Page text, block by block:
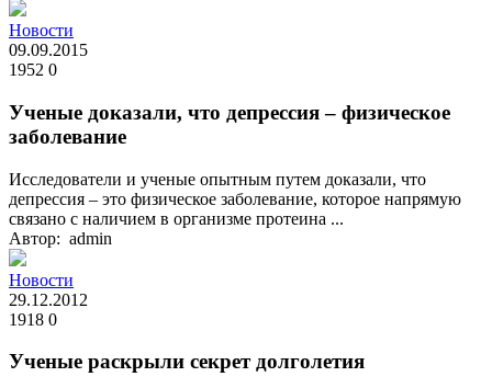
Новости
09.09.2015
1952 0
Ученые доказали, что депрессия – физическое
заболевание
Исследователи и ученые опытным путем доказали, что
депрессия – это физическое заболевание, которое напрямую
связано с наличием в организме протеина ...
Автор: admin
Новости
29.12.2012
1918 0
Ученые раскрыли секрет долголетия